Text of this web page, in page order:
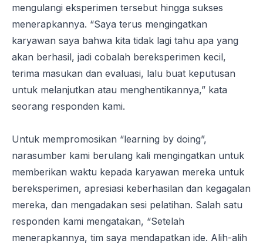
mengulangi eksperimen tersebut hingga sukses
menerapkannya. “Saya terus mengingatkan
karyawan saya bahwa kita tidak lagi tahu apa yang
akan berhasil, jadi cobalah bereksperimen kecil,
terima masukan dan evaluasi, lalu buat keputusan
untuk melanjutkan atau menghentikannya,” kata
seorang responden kami.
Untuk mempromosikan “learning by doing”,
narasumber kami berulang kali mengingatkan untuk
memberikan waktu kepada karyawan mereka untuk
bereksperimen, apresiasi keberhasilan dan kegagalan
mereka, dan mengadakan sesi pelatihan. Salah satu
responden kami mengatakan, “Setelah
menerapkannya, tim saya mendapatkan ide. Alih-alih